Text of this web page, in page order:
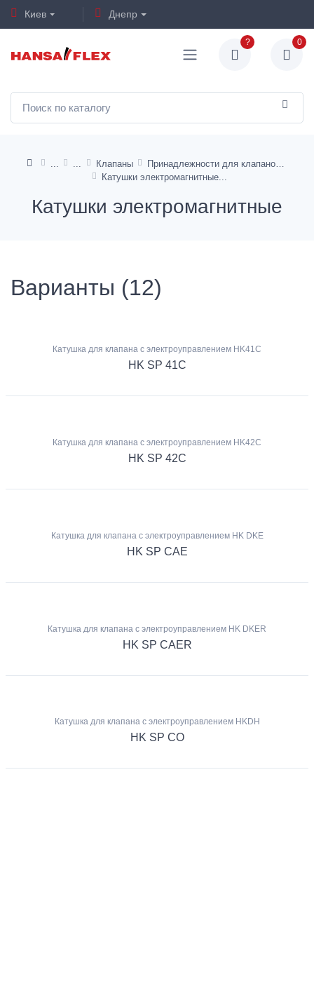
Киев Днепр
? 0
Клапаны
Катушки электромагнитные
Катушки электромагнитные
Варианты (12)
Катушка для клапана с электроуправлением HK41C
HK SP 41C
Катушка для клапана с электроуправлением HK42C
HK SP 42C
Катушка для клапана с электроуправлением HK DKE
HK SP CAE
Катушка для клапана с электроуправлением HK DKER
HK SP CAER
Катушка для клапана с электроуправлением HKDH
HK SP CO